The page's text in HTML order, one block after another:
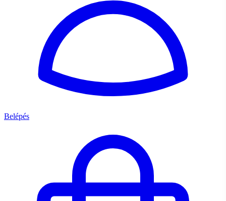
Belépés